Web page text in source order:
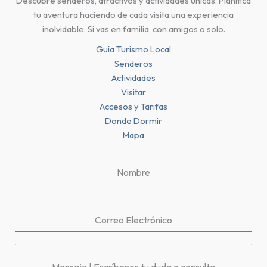
tu aventura haciendo de cada visita una experiencia
inolvidable. Si vas en familia, con amigos o solo.
Guía Turismo Local
Senderos
Actividades
Visitar
Accesos y Tarifas
Donde Dormir
Mapa
Nombre
Correo Electrónico